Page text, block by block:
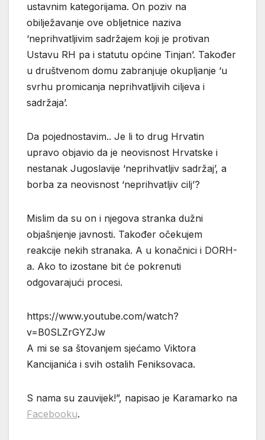
ustavnim kategorijama. On poziv na
obilježavanje ove obljetnice naziva
‘neprihvatljivim sadržajem koji je protivan
Ustavu RH pa i statutu općine Tinjan’. Također
u društvenom domu zabranjuje okupljanje ‘u
svrhu promicanja neprihvatljivih ciljeva i
sadržaja’.
Da pojednostavim.. Je li to drug Hrvatin
upravo objavio da je neovisnost Hrvatske i
nestanak Jugoslavije ‘neprihvatljiv sadržaj’, a
borba za neovisnost ‘neprihvatljiv cilj’?
Mislim da su on i njegova stranka dužni
objašnjenje javnosti. Također očekujem
reakcije nekih stranaka. A u konačnici i DORH-
a. Ako to izostane bit će pokrenuti
odgovarajući procesi.
https://www.youtube.com/watch?
v=B0SLZrGYZJw
A mi se sa štovanjem sjećamo Viktora
Kancijanića i svih ostalih Feniksovaca.
S nama su zauvijek!”, napisao je Karamarko na
Facebooku.